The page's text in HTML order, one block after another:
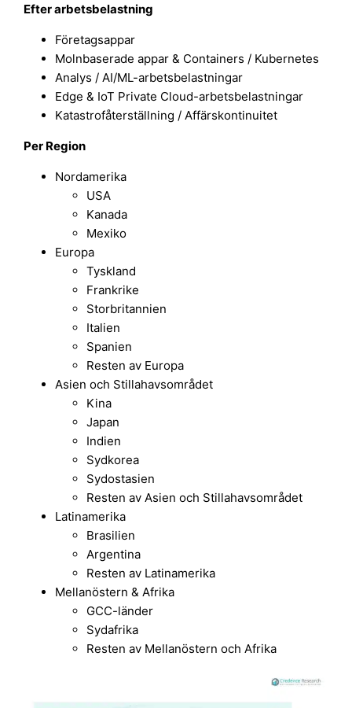
Efter arbetsbelastning
Företagsappar
Molnbaserade appar & Containers / Kubernetes
Analys / AI/ML-arbetsbelastningar
Edge & IoT Private Cloud-arbetsbelastningar
Katastrofåterställning / Affärskontinuitet
Per Region
Nordamerika
USA
Kanada
Mexiko
Europa
Tyskland
Frankrike
Storbritannien
Italien
Spanien
Resten av Europa
Asien och Stillahavsområdet
Kina
Japan
Indien
Sydkorea
Sydostasien
Resten av Asien och Stillahavsområdet
Latinamerika
Brasilien
Argentina
Resten av Latinamerika
Mellanöstern & Afrika
GCC-länder
Sydafrika
Resten av Mellanöstern och Afrika